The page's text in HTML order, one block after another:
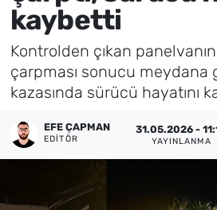
kaybetti
Kontrolden çıkan
çarpması sonucu meydana
kazasında sürücü hayatını
EFE ÇAPMAN
EDITÖR
31.05.2026 -
YAYINLANMA
Foto Galeri
Künye